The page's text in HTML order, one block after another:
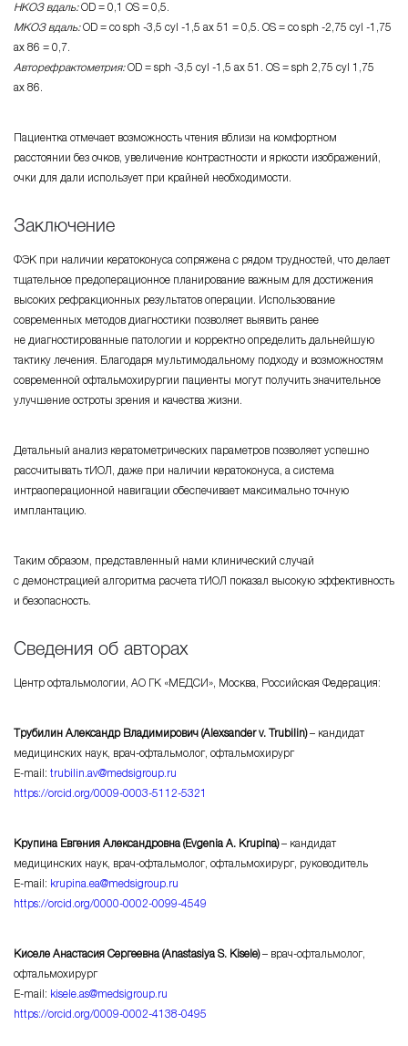
НКОЗ вдаль:OD = 0,1 OS = 0,5.
МКОЗ вдаль:OD = со sph -3,5 cyl -1,5 ax 51 = 0,5. OS = со sph -2,75 cyl -1,75
ax 86 = 0,7.
Авторефрактометрия:OD = sph -3,5 cyl -1,5 ax 51. OS = sph 2,75 cyl 1,75
ax 86.
Пациентка отмечает возможность чтения вблизи на комфортном
расстоянии без очков, увеличение контрастности и яркости изображений,
очки для дали использует при крайней необходимости.
Заключение
ФЭК при наличии кератоконуса сопряжена с рядом трудностей, что делает
тщательное предоперационное планирование важным для достижения
высоких рефракционных результатов операции. Использование
современных методов диагностики позволяет выявить ранее
не диагностированные патологии и корректно определить дальнейшую
тактику лечения. Благодаря мультимодальному подходу и возможностям
современной офтальмохирургии пациенты могут получить значительное
улучшение остроты зрения и качества жизни.
Детальный анализ кератометрических параметров позволяет успешно
рассчитывать тИОЛ, даже при наличии кератоконуса, а система
интраоперационной навигации обеспечивает максимально точную
имплантацию.
Таким образом, представленный нами клинический случай
с демонстрацией алгоритма расчета тИОЛ показал высокую эффективность
и безопасность.
Сведения об авторах
Центр офтальмологии, АО ГК «МЕДСИ», Москва, Российская Федерация:
Трубилин Александр Владимирович (Alexsanderv. Trubilin)– кандидат
медицинских наук, врач-офтальмолог, офтальмохирург
E-mail: trubilin.av@medsigroup.ru
https://orcid.org/0009-0003-5112-5321
Крупина Евгения Александровна (Evgenia A. Krupina)– кандидат
медицинских наук, врач-офтальмолог, офтальмохирург, руководитель
E-mail: krupina.ea@medsigroup.ru
https://orcid.org/0000-0002-0099-4549
Киселе Анастасия Сергеевна (Anastasiya S. Kisele)– врач-офтальмолог,
офтальмохирург
E-mail: kisele.as@medsigroup.ru
https://orcid.org/0009-0002-4138-0495